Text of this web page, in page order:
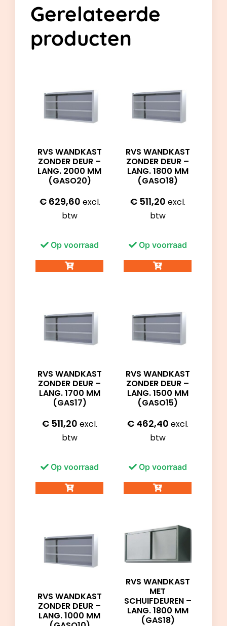
Gerelateerde
producten
RVS WANDKAST
ZONDER DEUR –
LANG. 2000 MM
(GASO20)
€629,60 excl.
btw
Op voorraad
RVS WANDKAST
ZONDER DEUR –
LANG. 1800 MM
(GASO18)
€ 511,20 excl.
btw
Op voorraad
RVS WANDKAST
ZONDER DEUR –
LANG. 1700 MM
(GAS17)
€ 511,20 excl.
btw
Op voorraad
RVS WANDKAST
ZONDER DEUR –
LANG. 1500 MM
(GASO15)
€ 462,40 excl.
btw
Op voorraad
RVS WANDKAST
ZONDER DEUR –
LANG. 1000 MM
RVS WANDKAST
MET
SCHUIFDEUREN –
LANG. 1800 MM
(GAS18)